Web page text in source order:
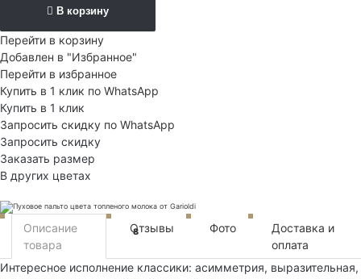
В корзину
Перейти в корзину
Добавлен в "Избранное"
Перейти в избранное
Купить в 1 клик по WhatsApp
Купить в 1 клик
Запросить скидку по WhatsApp
Запросить скидку
Заказать размер
В других цветах
Описание
товара
Отзывы
8 Фото
Доставка и
оплата
Интересное исполнение классики: асимметрия, выразительная,